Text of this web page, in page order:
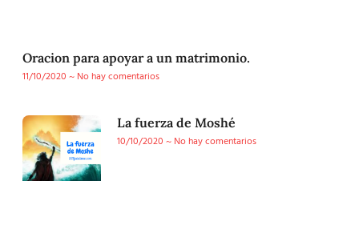
Oracion para apoyar a un matrimonio.
11/10/2020
No hay comentarios
La fuerza de Moshé
10/10/2020
No hay comentarios